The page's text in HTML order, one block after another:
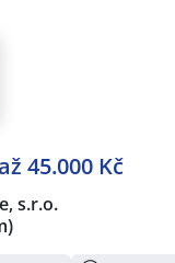
45.000 Kč
s.r.o.